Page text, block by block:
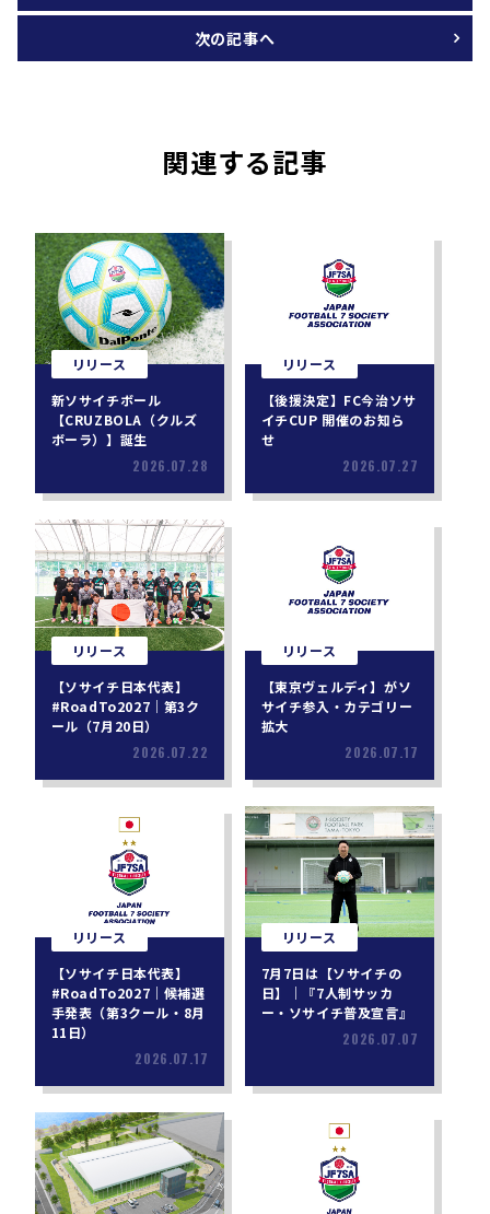
次の記事へ
関連する記事
リリース
新ソサイチボール
【CRUZBOLA（クルズ
ボーラ）】誕生
2026.07.28
リリース
【後援決定】FC今治ソサ
イチCUP 開催のお知ら
せ
2026.07.27
リリース
【ソサイチ日本代表】
#RoadTo2027｜第3ク
ール（7月20日）
2026.07.22
リリース
【東京ヴェルディ】がソ
サイチ参入・カテゴリー
拡大
2026.07.17
リリース
【ソサイチ日本代表】
#RoadTo2027｜候補選
手発表（第3クール・8月
11日）
2026.07.17
リリース
7月7日は【ソサイチの
日】｜『7人制サッカ
ー・ソサイチ普及宣言』
2026.07.07